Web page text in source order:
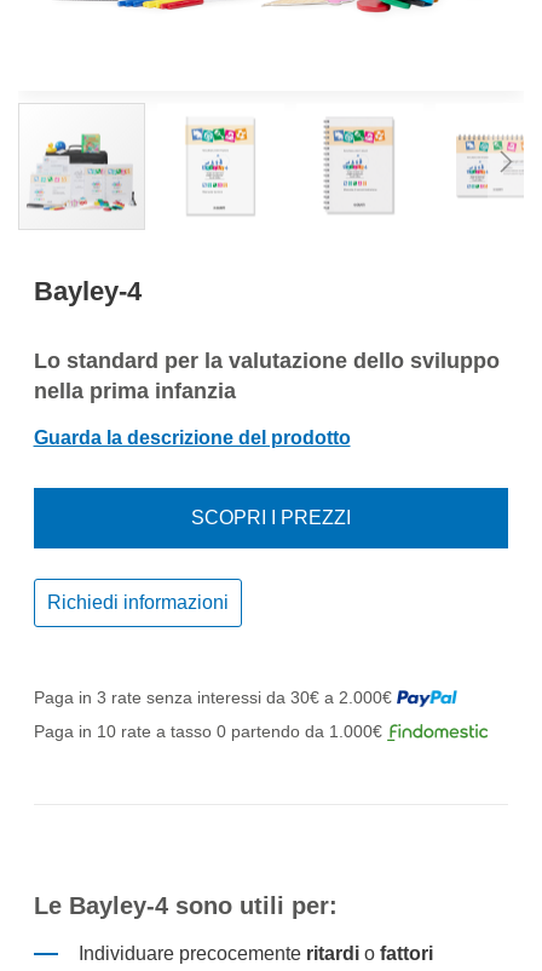
Bayley-4
Lo standard per la valutazione dello sviluppo
nella prima infanzia
Guarda la descrizione del prodotto
SCOPRI I PREZZI
Richiedi informazioni
Paga in 3 rate senza interessi da 30€ a 2.000€
Paga in 10 rate a tasso 0 partendo da 1.000€
Le Bayley-4 sonoutil i per:
Individuare precocemente ritardi o fattori